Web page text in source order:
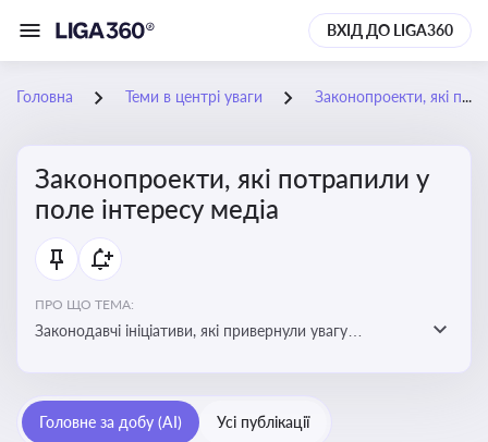
ВХІД ДО LIGA360
Головна Теми в центрі уваги Законопроекти, які потрапили у поле інтересу медіа
Законопроекти, які потрапили у
поле інтересу медіа
ПРО ЩО ТЕМА:
Законодавчі ініціативи, які привернули увагу
прийняття цих проектів пишуть в медіа. Які проекти
викликають найбільше критики
Головне за добу (AI) Усі публікації